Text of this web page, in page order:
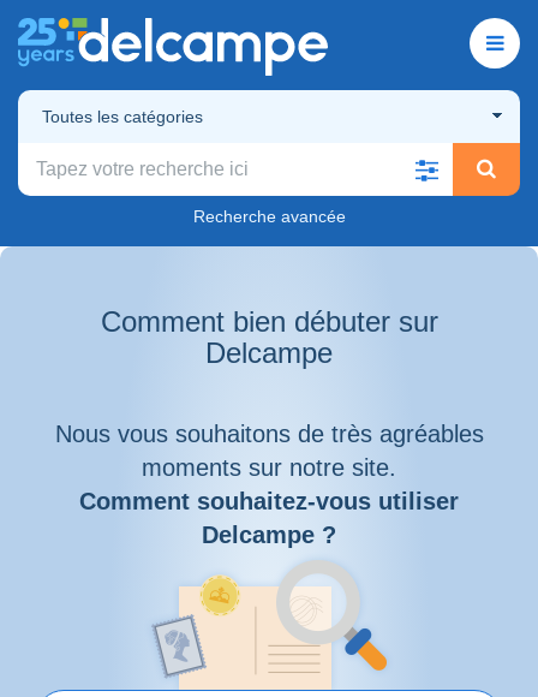
Toutes les catégories
Recherche avancée
Comment bien débuter sur
Delcampe
Nous vous souhaitons de très agréables
moments sur notre site.
Comment souhaitez-vous utiliser
Delcampe ?